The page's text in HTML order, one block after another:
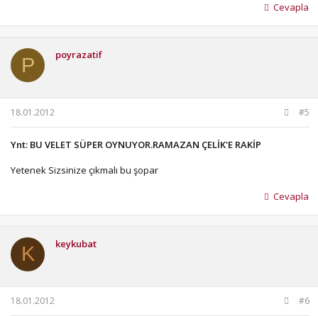
Cevapla
P poyrazatif
18.01.2012 #5
Ynt: BU VELET SÜPER OYNUYOR.RAMAZAN ÇELİK'E RAKİP
Yetenek Sizsinize çıkmalı bu şopar
Cevapla
K keykubat
18.01.2012 #6